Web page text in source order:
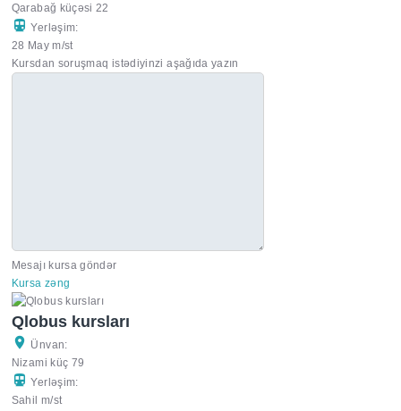
Qarabağ küçəsi 22
Yerləşim:
28 May m/st
Kursdan soruşmaq istədiyinzi aşağıda yazın
Mesajı kursa göndər
Kursa zəng
Qlobus kursları
Ünvan:
Nizami küç 79
Yerləşim:
Sahil m/st